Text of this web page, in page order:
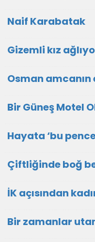
Naif Karabatak
Gizemli kız
Osman
Bir Güneş Motel
Hayata ‘bu
Çiftliğinde boğ
İK açısından
Bir zamanlar